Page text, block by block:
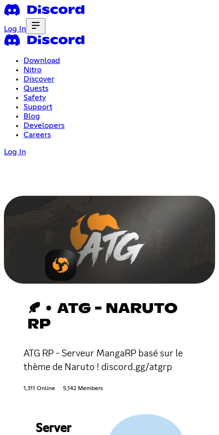
Log In
Download
Nitro
Discover
Quests
Safety
Support
Blog
Developers
Careers
Log In
🍂 • ATG - NARUTO
RP
ATG RP - Serveur MangaRP basé sur le
thème de Naruto ! discord.gg/atgrp
1,311 Online 5,142 Members
Server